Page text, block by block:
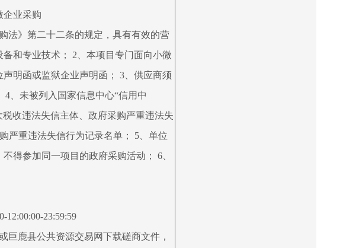
企业采购
法》第二十二条的规定，具有有效的营
和专业技术； 2、本项目专门面向小微
明函或监狱企业声明函； 3、供应商须
、未被列入国家信息中心“信用中
税收违法失信主体、政府采购严重违法失
严重违法失信行为记录名单； 5、单位
得参加同一项目的政府采购活动； 6、
12:00:00-23:59:59
巨鹿县公共资源交易网下载磋商文件，